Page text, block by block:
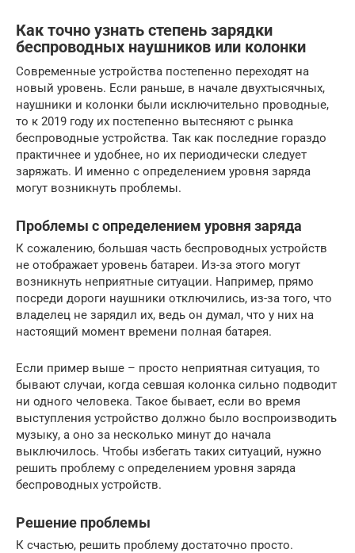
Как точно узнать степень зарядки
беспроводных наушников или колонки
Современные устройства постепенно переходят на
новый уровень. Если раньше, в начале двухтысячных,
наушники и колонки были исключительно проводные,
то к 2019 году их постепенно вытесняют с рынка
беспроводные устройства. Так как последние гораздо
практичнее и удобнее, но их периодически следует
заряжать. И именно с определением уровня заряда
могут возникнуть проблемы.
Проблемы с определением уровня заряда
К сожалению, большая часть беспроводных устройств
не отображает уровень батареи. Из-за этого могут
возникнуть неприятные ситуации. Например, прямо
посреди дороги наушники отключились, из-за того, что
владелец не зарядил их, ведь он думал, что у них на
настоящий момент времени полная батарея.
Если пример выше – просто неприятная ситуация, то
бывают случаи, когда севшая колонка сильно подводит
ни одного человека. Такое бывает, если во время
выступления устройство должно было воспроизводить
музыку, а оно за несколько минут до начала
выключилось. Чтобы избегать таких ситуаций, нужно
решить проблему с определением уровня заряда
беспроводных устройств.
Решение проблемы
К счастью, решить проблему достаточно просто.